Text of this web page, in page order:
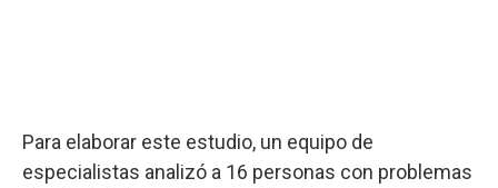
Para elaborar este estudio, un equipo de
especialistas analizó a 16 personas con problemas